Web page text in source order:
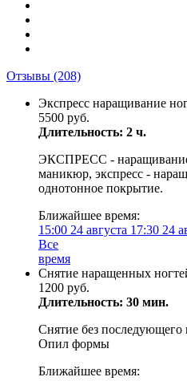
Отзывы (208)
Экспресс наращивание
5500 руб.
Длительность: 2 ч.
ЭКСПРЕСС -
маникюр, экспресс -
однотонное покрытие.
Ближайшее время:
15:00 24 августа 17:30 24
Все
время
Снятие наращенных
1200 руб.
Длительность: 30 мин.
Снятие без
Опил формы
Ближайшее время: